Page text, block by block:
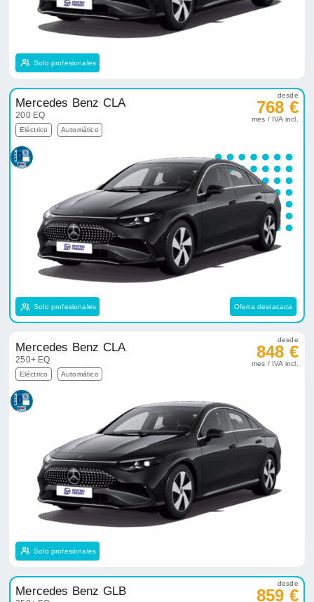
Solo profesionales
Mercedes Benz CLA
200 EQ
Eléctrico Automático
desde
768 €
mes / IVA incl.
Solo profesionales Oferta destacada
Mercedes Benz CLA
250+ EQ
Eléctrico Automático
desde
848 €
mes / IVA incl.
Solo profesionales
Mercedes Benz GLB
desde
859 €